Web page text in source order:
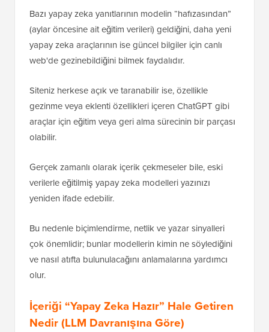
Bazı yapay zeka yanıtlarının modelin “hafızasından”
(aylar öncesine ait eğitim verileri) geldiğini, daha yeni
yapay zeka araçlarının ise güncel bilgiler için canlı
web'de gezinebildiğini bilmek faydalıdır.
Siteniz herkese açık ve taranabilir ise, özellikle
gezinme veya eklenti özellikleri içeren ChatGPT gibi
araçlar için eğitim veya geri alma sürecinin bir parçası
olabilir.
Gerçek zamanlı olarak içerik çekmeseler bile, eski
verilerle eğitilmiş yapay zeka modelleri yazınızı
yeniden ifade edebilir.
Bu nedenle biçimlendirme, netlik ve yazar sinyalleri
çok önemlidir; bunlar modellerin kimin ne söylediğini
ve nasıl atıfta bulunulacağını anlamalarına yardımcı
olur.
İçeriği “Yapay Zeka Hazır” Hale Getiren
Nedir (LLM Davranışına Göre)